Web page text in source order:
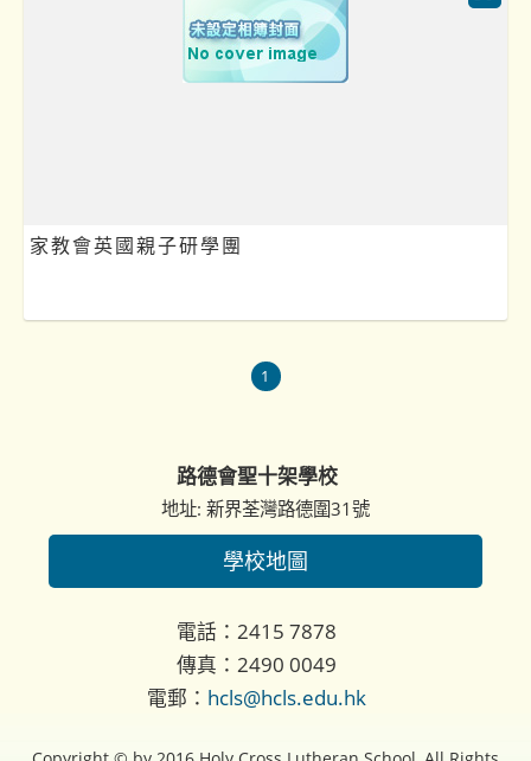
家教會英國親子研學團
1
路德會聖十架學校
地址: 新界荃灣路德圍31號
學校地圖
電話：2415 7878
傳真：2490 0049
電郵： hcls@hcls.edu.hk